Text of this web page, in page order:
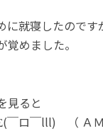
に就寝したのです
めました。
見ると
￣ロ￣lll) （ Ａ